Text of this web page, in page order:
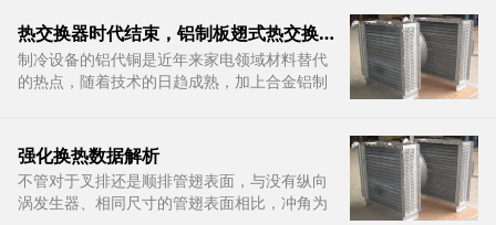
口到欧洲、美洲、非洲，而且每年出口额占到
公司内部销售额的30%
热交换器时代结束，铝制板翅式热交换器取代地位
制冷设备的铝代铜是近年来家电领域材料替代
的热点，随着技术的日趋成熟，加上合金铝制
步提高等竞争优势，使得铝代铜在空调领域的
应用前景日益明朗
强化换热数据解析
不管对于叉排还是顺排管翅表面，与没有纵向
涡发生器、相同尺寸的管翅表面相比，冲角为